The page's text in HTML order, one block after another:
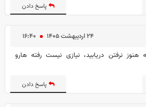
پاسخ دادن
۱۶:۴۰ ۲۴ ارديبهشت ۱۴۰۵
نرفتن دریابید، نیازی نیست رفته هارو
پاسخ دادن